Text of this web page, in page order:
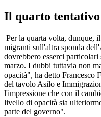
Il quarto
Per la quarta volta, dunque,
migranti sull'altra sponda
dovrebbero esserci
marzo. I dubbi tuttavia non
opacità", ha detto Francesco
del tavolo Asilo e
l'impressione che con il
livello di opacità sia
parte del governo".